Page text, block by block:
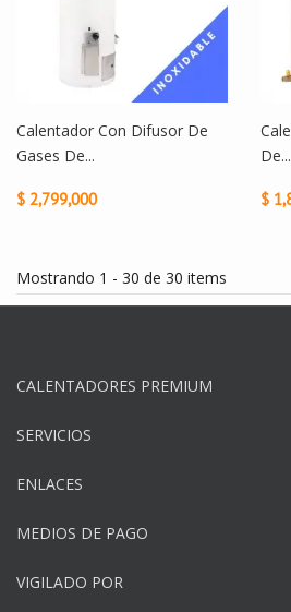
Calentador Con Difusor De
Gases De...
$ 2,799,000
De...
$
Mostrando 1 - 30 de 30 items
CALENTADORES PREMIUM
SERVICIOS
ENLACES
MEDIOS DE PAGO
VIGILADO POR